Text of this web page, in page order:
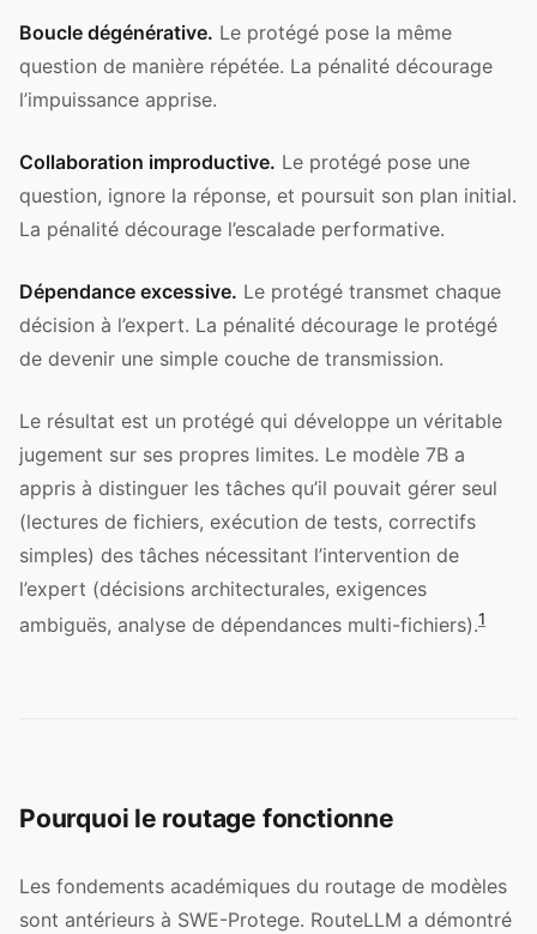
Boucle dégénérative. Le protégé pose la même
question de manière répétée. La pénalité décourage
l’impuissance apprise.
Collaboration improductive. Le protégé pose une
question, ignore la réponse, et poursuit son plan initial.
La pénalité décourage l’escalade performative.
Dépendance excessive. Le protégé transmet chaque
décision à l’expert. La pénalité décourage le protégé
de devenir une simple couche de transmission.
Le résultat est un protégé qui développe un véritable
jugement sur ses propres limites. Le modèle 7B a
appris à distinguer les tâches qu’il pouvait gérer seul
(lectures de fichiers, exécution de tests, correctifs
simples) des tâches nécessitant l’intervention de
l’expert (décisions architecturales, exigences
ambiguës, analyse de dépendances multi-fichiers).1
Pourquoi le routage fonctionne
Les fondements académiques du routage de modèles
sont antérieurs à SWE-Protege. RouteLLM a démontré